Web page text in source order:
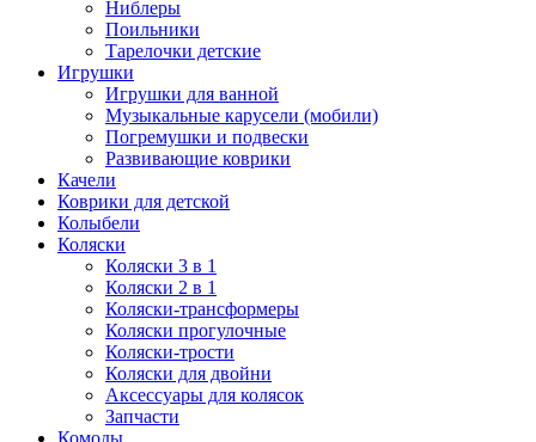
Ниблеры
Поильники
Тарелочки детские
Игрушки
Игрушки для ванной
Музыкальные карусели (мобили)
Погремушки и подвески
Развивающие коврики
Качели
Коврики для детской
Колыбели
Коляски
Коляски 3 в 1
Коляски 2 в 1
Коляски-трансформеры
Коляски прогулочные
Коляски-трости
Коляски для двойни
Аксессуары для колясок
Запчасти